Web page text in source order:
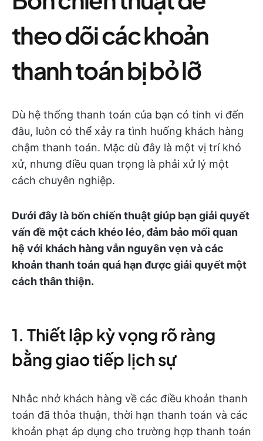
theo dõi các khoản
thanh toán bị bỏ lỡ
Dù hệ thống thanh toán của bạn có tinh vi đến
đâu, luôn có thể xảy ra tình huống khách hàng
chậm thanh toán. Mặc dù đây là một vị trí khó
xử, nhưng điều quan trọng là phải xử lý một
cách chuyên nghiệp.
Dưới đây là bốn chiến thuật giúp bạn giải quyết
vấn đề một cách khéo léo, đảm bảo mối quan
hệ với khách hàng vẫn nguyên vẹn và các
khoản thanh toán quá hạn được giải quyết một
cách thân thiện.
1. Thiết lập kỳ vọng rõ ràng
bằng giao tiếp lịch sự
Nhắc nhở khách hàng về các điều khoản thanh
toán đã thỏa thuận, thời hạn thanh toán và các
khoản phạt áp dụng cho trường hợp thanh toán